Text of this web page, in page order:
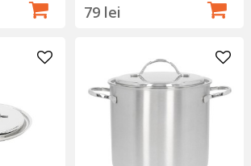
79 lei